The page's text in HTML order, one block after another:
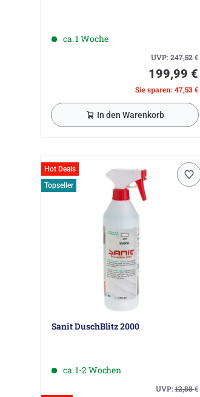
ca. 1 Woche
UVP:247,52€
199,99 €
Sie sparen: 47,53 €
In den Warenkorb
Hot Deals
Topseller
Sanit DuschBlitz 2000
ca. 1-2 Wochen
UVP:12,88€